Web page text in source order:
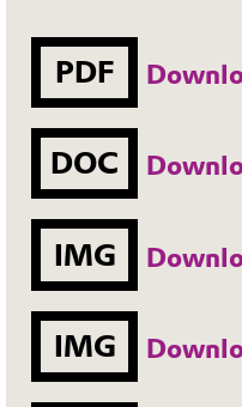
PDF
DOC
IMG
IMG